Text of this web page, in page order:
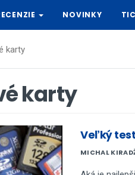
NOVINKY
karty
karty
Veľký test
MICHAL